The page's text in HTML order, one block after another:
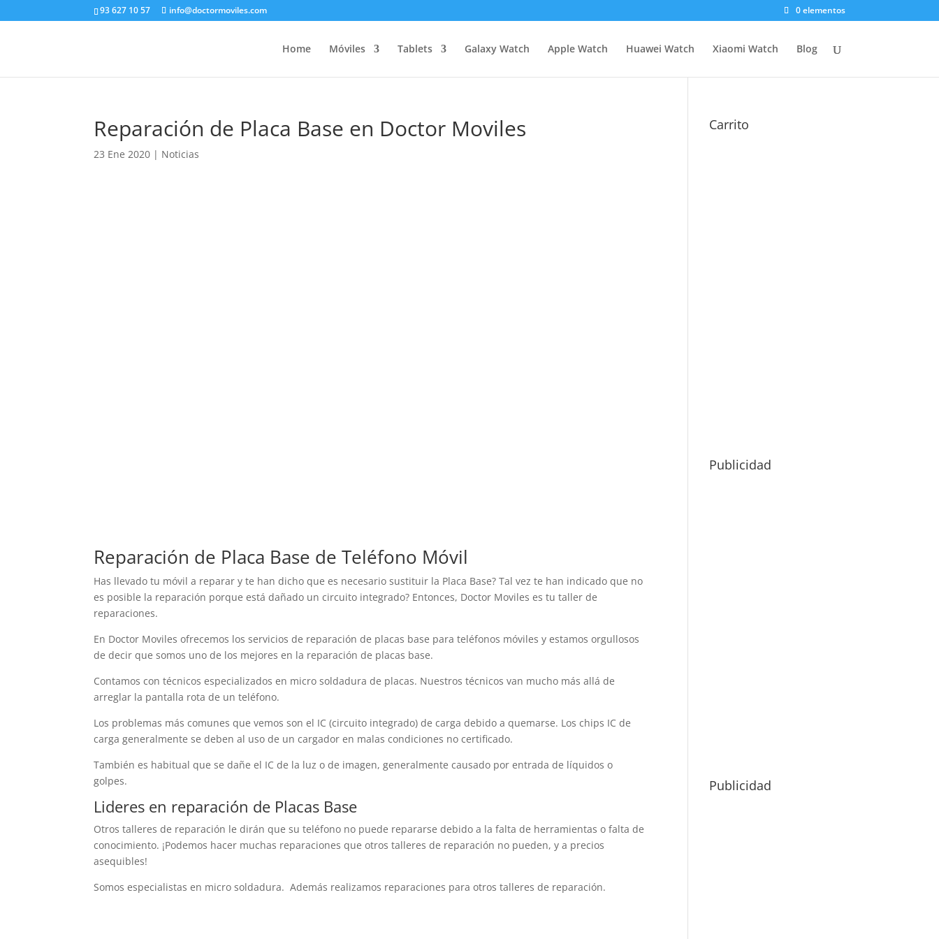
93 627 10 57 info@doctormoviles.com 0 elementos
Home Móviles Tablets Galaxy Watch Apple Watch Huawei Watch Xiaomi Watch Blog
Reparación de Placa Base en Doctor Moviles
23 Ene 2020 | Noticias
Reparación de Placa Base de Teléfono Móvil
Has llevado tu móvil a reparar y te han dicho que es necesario sustituir la Placa Base? Tal vez te han indicado que no
es posible la reparación porque está dañado un circuito integrado? Entonces, Doctor Moviles es tu taller de
reparaciones.
En Doctor Moviles ofrecemos los servicios de reparación de placas base para teléfonos móviles y estamos orgullosos
de decir que somos uno de los mejores en la reparación de placas base.
Contamos con técnicos especializados en micro soldadura de placas. Nuestros técnicos van mucho más allá de
arreglar la pantalla rota de un teléfono.
Los problemas más comunes que vemos son el IC (circuito integrado) de carga debido a quemarse. Los chips IC de
carga generalmente se deben al uso de un cargador en malas condiciones no certificado.
También es habitual que se dañe el IC de la luz o de imagen, generalmente causado por entrada de líquidos o
golpes.
Lideres en reparación de Placas Base
Otros talleres de reparación le dirán que su teléfono no puede repararse debido a la falta de herramientas o falta de
conocimiento. ¡Podemos hacer muchas reparaciones que otros talleres de reparación no pueden, y a precios
asequibles!
Somos especialistas en micro soldadura. Además realizamos reparaciones para otros talleres de reparación.
Carrito
Publicidad
Publicidad